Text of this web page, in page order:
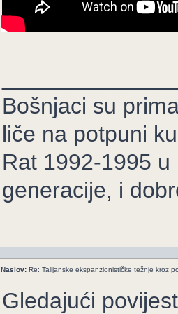
Bošnjaci su
liče na potpuni
Rat 1992-1995
generacije, i
Naslov: Re: Talijanske ekspanzionističke težnje kroz
Gledajući